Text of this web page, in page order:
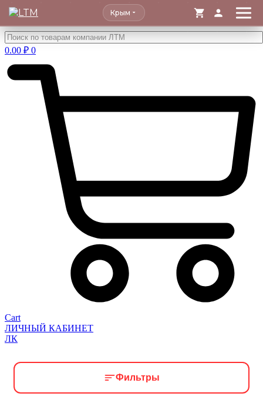
Перейти
к
содержимому
Крым
0.00 ₽ 0
Cart
ЛИЧНЫЙ КАБИНЕТ
ЛК
Фильтры